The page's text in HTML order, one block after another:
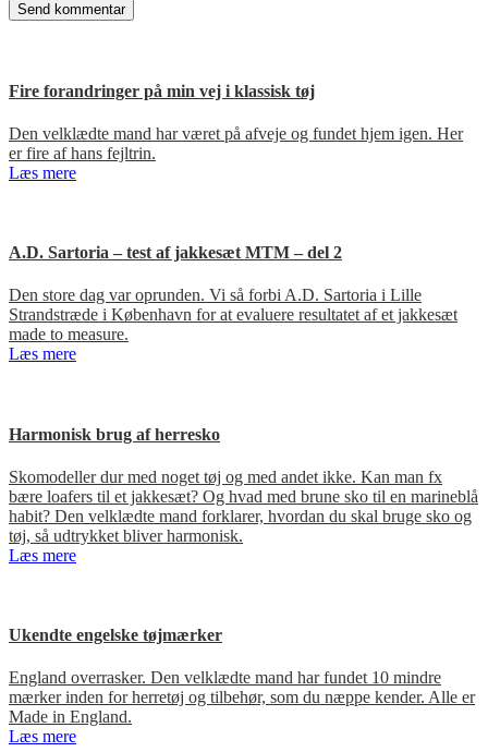
Fire forandringer på min vej i klassisk tøj
Den velklædte mand har været på afveje og fundet hjem igen. Her
er fire af hans fejltrin.
Læs mere
A.D. Sartoria – test af jakkesæt MTM – del 2
Den store dag var oprunden. Vi så forbi A.D. Sartoria i Lille
Strandstræde i København for at evaluere resultatet af et jakkesæt
made to measure.
Læs mere
Harmonisk brug af herresko
Skomodeller dur med noget tøj og med andet ikke. Kan man fx
bære loafers til et jakkesæt? Og hvad med brune sko til en marineblå
habit? Den velklædte mand forklarer, hvordan du skal bruge sko og
tøj, så udtrykket bliver harmonisk.
Læs mere
Ukendte engelske tøjmærker
England overrasker. Den velklædte mand har fundet 10 mindre
mærker inden for herretøj og tilbehør, som du næppe kender. Alle er
Made in England.
Læs mere